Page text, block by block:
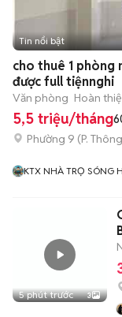
Tin nổi bật
cho thuê 1 phòng
được full tiệnnghi
Văn phòng Hoàn
5,5 triệu/tháng
Phường 9 (P.
KTX NHÀ TRỌ SÓNG
5 phút trước 3